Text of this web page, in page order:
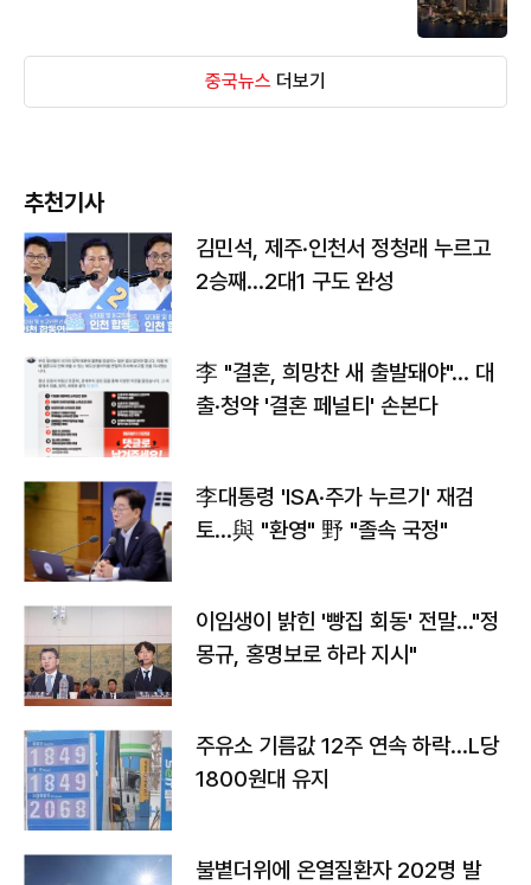
중국뉴스 더보기
추천기사
김민석, 제주·인천서 정청래 누르고
2승째…2대1 구도 완성
李 "결혼, 희망찬 새 출발돼야"… 대
출·청약 '결혼 페널티' 손본다
李대통령 'ISA·주가 누르기' 재검
토…與 "환영" 野 "졸속 국정"
이임생이 밝힌 '빵집 회동' 전말…"정
몽규, 홍명보로 하라 지시"
주유소 기름값 12주 연속 하락…L당
1800원대 유지
불볕더위에 온열질환자 202명 발